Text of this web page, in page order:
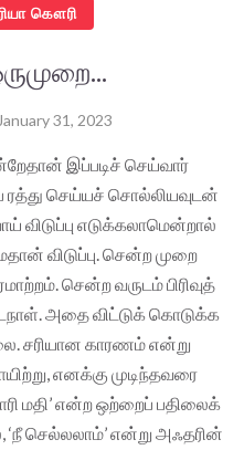
கௌரி
January 31, 2023
இப்படிச் செய்வார்
ரத்து செய்யச் சொல்லியவுடன்
விடுப்பு எடுக்கலாமென்றால்
விடுப்பு. சென்ற முறை
சென்ற வருடம் பிரிவுத்
அதை விட்டுக் கொடுக்க
சரியான காரணம் என்று
எனக்கு முடிந்தவரை
மதி’ என்ற ஒற்றைப் பதிலைக்
‘நீ செல்லலாம்’ என்று அஃதரின்